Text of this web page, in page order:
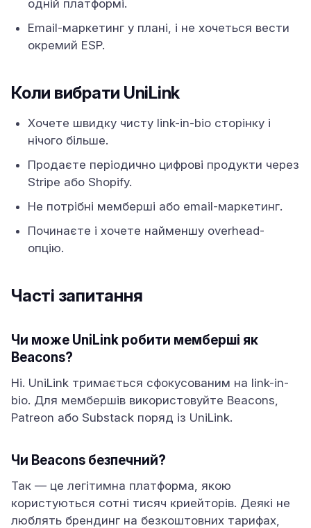
одній платформі.
Email-маркетинг у плані, і не хочеться вести
окремий ESP.
Коли вибрати UniLink
Хочете швидку чисту link-in-bio сторінку і
нічого більше.
Продаєте періодично цифрові продукти через
Stripe або Shopify.
Не потрібні мемберші або email-маркетинг.
Починаєте і хочете найменшу overhead-
опцію.
Часті запитання
Чи може UniLink робити мемберші як
Beacons?
Ні. UniLink тримається сфокусованим на link-in-
bio. Для мембершів використовуйте Beacons,
Patreon або Substack поряд із UniLink.
Чи Beacons безпечний?
Так — це легітимна платформа, якою
користуються сотні тисяч криейторів. Деякі не
люблять брендинг на безкоштовних тарифах,